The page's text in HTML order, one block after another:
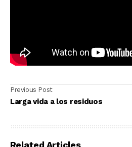
Previous Post
Larga vida a los residuos
Related Articles